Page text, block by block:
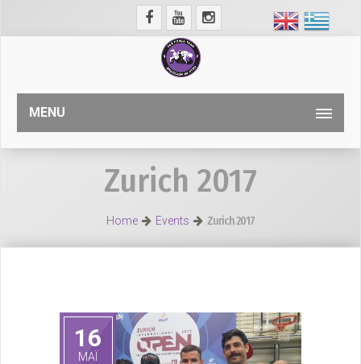
MENU
Zurich 2017
Home Events Zurich 2017
16
ΜΑΪ́